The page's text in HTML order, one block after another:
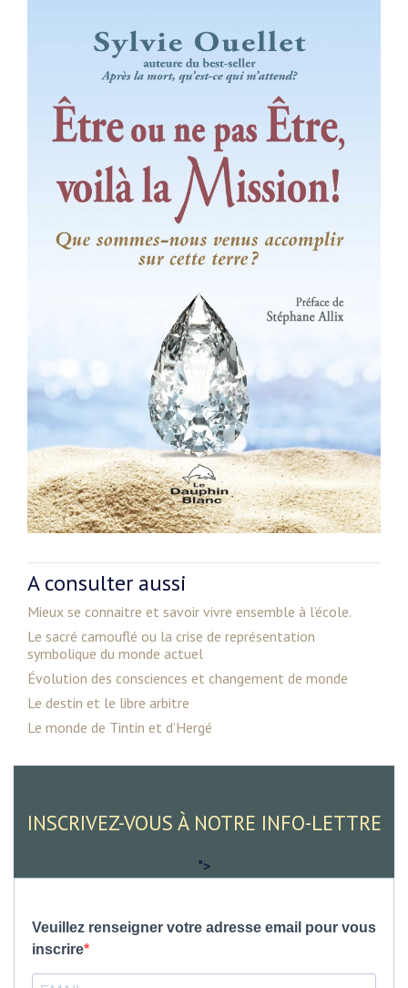
A consulter aussi
Mieux se connaitre et savoir vivre ensemble à l’école.
Le sacré camouflé ou la crise de représentation
symbolique du monde actuel
Évolution des consciences et changement de monde
Le destin et le libre arbitre
Le monde de Tintin et d’Hergé
INSCRIVEZ-VOUS À NOTRE INFO-LETTRE
">
Veuillez renseigner votre adresse email pour vous
inscrire